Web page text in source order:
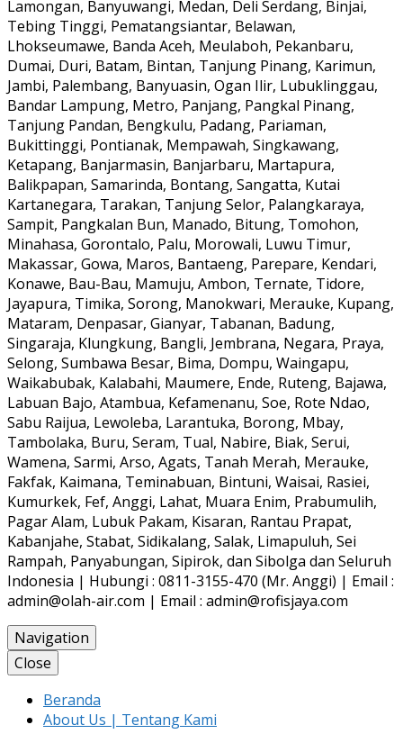
Lamongan, Banyuwangi, Medan, Deli Serdang, Binjai,
Tebing Tinggi, Pematangsiantar, Belawan,
Lhokseumawe, Banda Aceh, Meulaboh, Pekanbaru,
Dumai, Duri, Batam, Bintan, Tanjung Pinang, Karimun,
Jambi, Palembang, Banyuasin, Ogan Ilir, Lubuklinggau,
Bandar Lampung, Metro, Panjang, Pangkal Pinang,
Tanjung Pandan, Bengkulu, Padang, Pariaman,
Bukittinggi, Pontianak, Mempawah, Singkawang,
Ketapang, Banjarmasin, Banjarbaru, Martapura,
Balikpapan, Samarinda, Bontang, Sangatta, Kutai
Kartanegara, Tarakan, Tanjung Selor, Palangkaraya,
Sampit, Pangkalan Bun, Manado, Bitung, Tomohon,
Minahasa, Gorontalo, Palu, Morowali, Luwu Timur,
Makassar, Gowa, Maros, Bantaeng, Parepare, Kendari,
Konawe, Bau-Bau, Mamuju, Ambon, Ternate, Tidore,
Jayapura, Timika, Sorong, Manokwari, Merauke, Kupang,
Mataram, Denpasar, Gianyar, Tabanan, Badung,
Singaraja, Klungkung, Bangli, Jembrana, Negara, Praya,
Selong, Sumbawa Besar, Bima, Dompu, Waingapu,
Waikabubak, Kalabahi, Maumere, Ende, Ruteng, Bajawa,
Labuan Bajo, Atambua, Kefamenanu, Soe, Rote Ndao,
Sabu Raijua, Lewoleba, Larantuka, Borong, Mbay,
Tambolaka, Buru, Seram, Tual, Nabire, Biak, Serui,
Wamena, Sarmi, Arso, Agats, Tanah Merah, Merauke,
Fakfak, Kaimana, Teminabuan, Bintuni, Waisai, Rasiei,
Kumurkek, Fef, Anggi, Lahat, Muara Enim, Prabumulih,
Pagar Alam, Lubuk Pakam, Kisaran, Rantau Prapat,
Kabanjahe, Stabat, Sidikalang, Salak, Limapuluh, Sei
Rampah, Panyabungan, Sipirok, dan Sibolga dan Seluruh
Indonesia | Hubungi : 0811-3155-470 (Mr. Anggi) | Email :
admin@olah-air.com | Email : admin@rofisjaya.com
Navigation
Close
Beranda
About Us | Tentang Kami